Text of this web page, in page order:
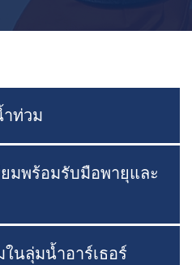
ท่วม
ยมพร้อมรับมือพายุและ
นลุ่มน้ำอาร์เธอร์